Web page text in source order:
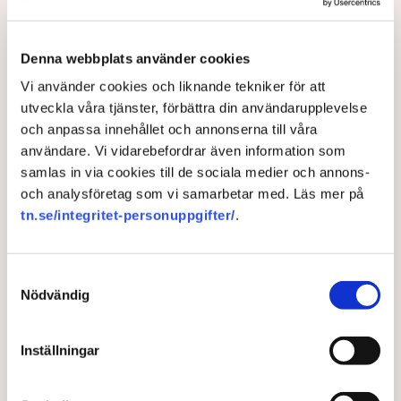
Denna webbplats använder cookies
Vi använder cookies och liknande tekniker för att
utveckla våra tjänster, förbättra din användarupplevelse
och anpassa innehållet och annonserna till våra
användare. Vi vidarebefordrar även information som
samlas in via cookies till de sociala medier och annons-
och analysföretag som vi samarbetar med. Läs mer på
tn.se/integritet-personuppgifter/.
Nödvändig
Inställningar
Paul, infrastrukturexpert Svenskt Näringsliv, i
5 months ago | Av: Redaktionen
Stor oro för EU:s nya
miljökrav: ”Kan slå mot jobb,